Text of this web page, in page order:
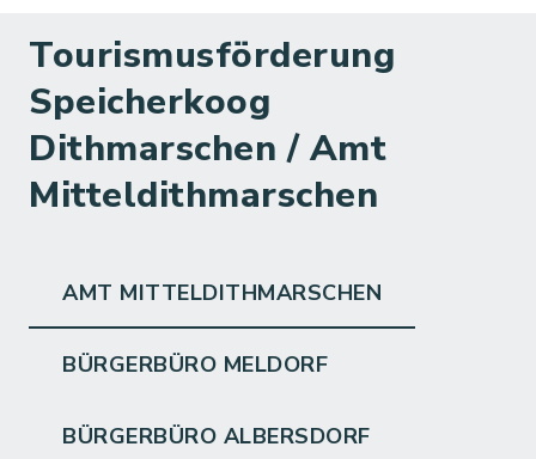
Tourismusförderung
Speicherkoog
Dithmarschen / Amt
Mitteldithmarschen
AMT MITTELDITHMARSCHEN
BÜRGERBÜRO MELDORF
BÜRGERBÜRO ALBERSDORF